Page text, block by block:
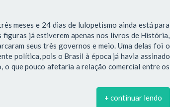
meses e 24 dias de lulopetismo ainda está para
já estiverem apenas nos livros de História,
seus três governos e meio. Uma delas foi o
política, pois o Brasil à época já havia assinado
o que pouco afetaria a relação comercial entre os
+ continuar lendo